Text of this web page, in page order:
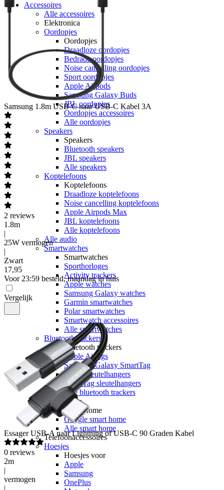
Accessoires
Alle accessoires
Elektronica
Oordopjes
Oordopjes
Draadloze oordopjes
Bedrade oordopjes
Noise cancelling oordopjes
Sport oordopjes
Apple Airpods
Samsung Galaxy Buds
JBL oordopjes
Oordopjes accessoires
Alle oordopjes
Speakers
Speakers
Bluetooth speakers
JBL speakers
Alle speakers
Koptelefoons
Koptelefoons
Draadloze koptelefoons
Noise cancelling koptelefoons
Apple Airpods Max
JBL koptelefoons
Alle koptelefoons
Alle audio
Smartwatches
Smartwatches
Sporthorloges
Activity trackers
Apple watches
Samsung Galaxy watches
Garmin smartwatches
Polar smartwatches
Smartwatch accessoires
Alle smartwatches
Bluetooth trackers
Bluetooth trackers
Apple Airtags
Samsung Galaxy SmartTag
Airtag sleutelhangers
SmartTag sleutelhangers
Alle bluetooth trackers
Smart home
Smart home
Google smart home
Alle smart home
Telefoonaccessoires
Hoesjes
Hoesjes voor
Apple
Samsung
OnePlus
Samsung 1.8m USB-C naar USB-C Kabel 3A
2 reviews
1.8m
|
25W vermogen
|
Zwart
17,95
Voor 23:59 besteld, maandag in huis
Vergelijk
Essager USB-A naar Lightning of USB-C 90 Graden Kabel
0 reviews
2m
|
vermogen
|